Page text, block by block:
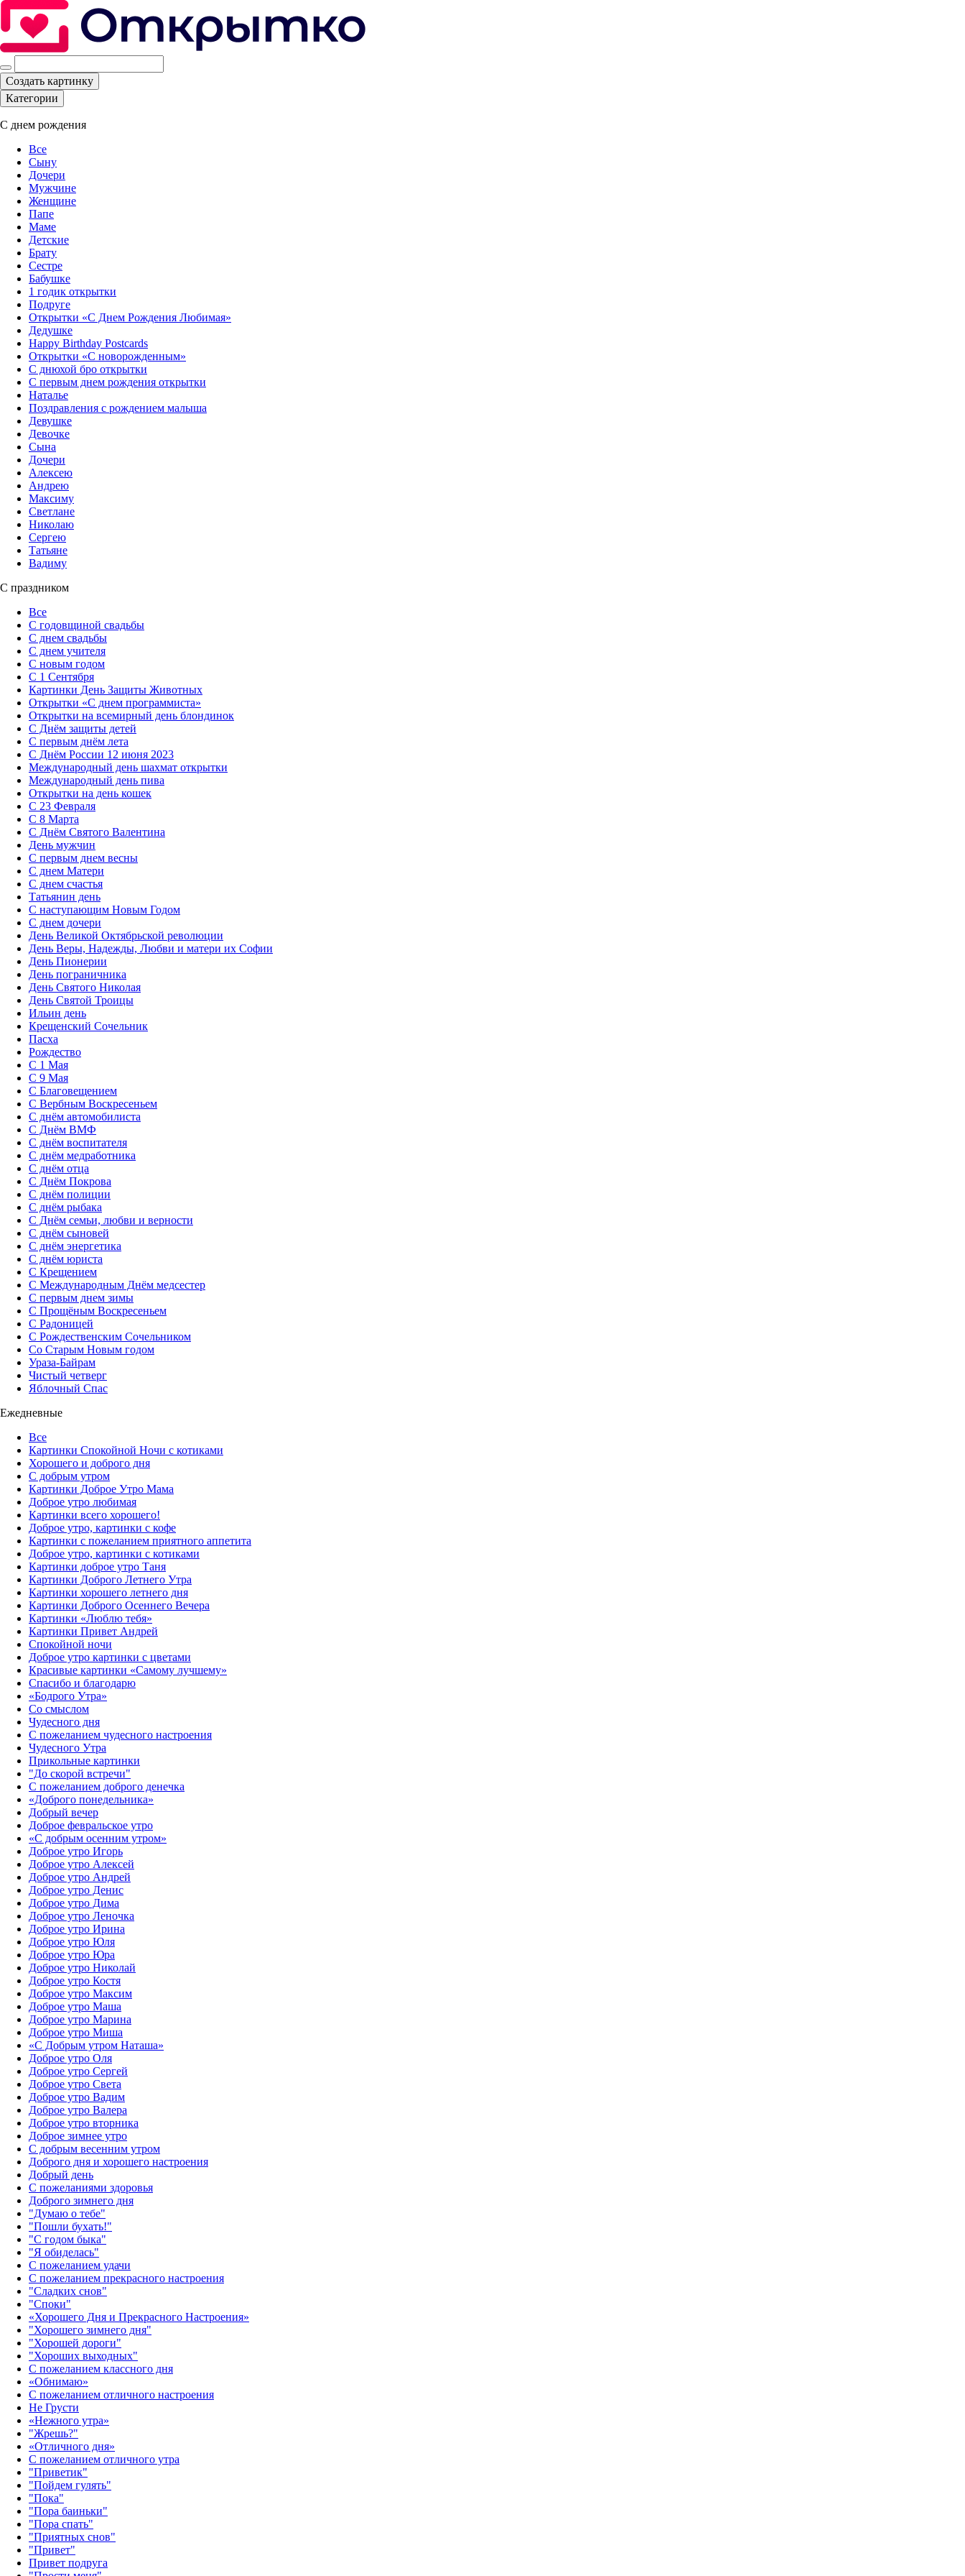
Создать картинку
Категории
С днем рождения
Все
Сыну
Дочери
Мужчине
Женщине
Папе
Маме
Детские
Брату
Сестре
Бабушке
1 годик открытки
Подруге
Открытки «С Днем Рождения Любимая»‎
Дедушке
Happy Birthday Postcards
Открытки «‎С новорожденным»
С днюхой бро открытки
С первым днем рождения открытки
Наталье
Поздравления с рождением малыша
Девушке
Девочке
Сына
Дочери
Алексею
Андрею
Максиму
Светлане
Николаю
Сергею
Татьяне
Вадиму
С праздником
Все
С годовщиной свадьбы
С днем свадьбы
С днем учителя
С новым годом
С 1 Сентября
Картинки День Защиты Животных
Открытки «‎С днем программиста»‎
Открытки на всемирный день блондинок
С Днём защиты детей
С первым днём лета
С Днём России 12 июня 2023
Международный день шахмат открытки
Международный день пива
Открытки на день кошек
С 23 Февраля
С 8 Марта
С Днём Святого Валентина
День мужчин
С первым днем весны
С днем Матери
C днем счастья
Татьянин день
C наступающим Новым Годом
C днем дочери
День Великой Октябрьской революции
День Веры, Надежды, Любви и матери их Софии
День Пионерии
День пограничника
День Святого Николая
День Святой Троицы
Ильин день
Крещенский Сочельник
Пасха
Рождество
С 1 Мая
С 9 Мая
С Благовещением
С Вербным Воскресеньем
С днём автомобилиста
С Днём ВМФ
С днём воспитателя
С днём медработника
С днём отца
С Днём Покрова
С днём полиции
С днём рыбака
С Днём семьи, любви и верности
С днём сыновей
С днём энергетика
С днём юриста
С Крещением
С Международным Днём медсестер
С первым днем зимы
С Прощёным Воскресеньем
С Радоницей
С Рождественским Сочельником
Со Старым Новым годом
Ураза-Байрам
Чистый четверг
Яблочный Спас
Ежедневные
Все
Картинки Спокойной Ночи с котиками
Хорошего и доброго дня
С добрым утром
Картинки Доброе Утро Мама
Доброе утро любимая
Картинки всего хорошего!
Доброе утро, картинки с кофе
Картинки с пожеланием приятного аппетита
Доброе утро, картинки с котиками
Картинки доброе утро Таня
Картинки Доброго Летнего Утра
Картинки хорошего летнего дня
Картинки Доброго Осеннего Вечера
Картинки «Люблю тебя»
Картинки Привет Андрей
Спокойной ночи
Доброе утро картинки с цветами
Красивые картинки «Самому лучшему»
Спасибо и благодарю
«‎Бодрого Утра»‎
Со смыслом
Чудесного дня
С пожеланием чудесного настроения
Чудесного Утра
Прикольные картинки
"До скорой встречи"
С пожеланием доброго денечка
«Доброго понедельника»‎
Добрый вечер
Доброе февральское утро
«С добрым осенним утром»‎
Доброе утро Игорь
Доброе утро Алексей
Доброе утро Андрей
Доброе утро Денис
Доброе утро Дима
Доброе утро Леночка
Доброе утро Ирина
Доброе утро Юля
Доброе утро Юра
Доброе утро Николай
Доброе утро Костя
Доброе утро Максим
Доброе утро Маша
Доброе утро Марина
Доброе утро Миша
«С Добрым утром Наташа»
Доброе утро Оля
Доброе утро Сергей
Доброе утро Света
Доброе утро Вадим
Доброе утро Валера
Доброе утро вторника
Доброе зимнее утро
С добрым весенним утром
Доброго дня и хорошего настроения
Добрый день
С пожеланиями здоровья
Доброго зимнего дня
"Думаю о тебе"
"Пошли бухать!"
"С годом быка"
"Я обиделась"
С пожеланием удачи
С пожеланием прекрасного настроения
"Сладких снов"
"Споки"
«Хорошего Дня и Прекрасного Настроения»
"Хорошего зимнего дня"
"Хорошей дороги"
"Хороших выходных"
С пожеланием классного дня
«Обнимаю»
С пожеланием отличного настроения
Не Грусти
«Нежного утра»‎
"Жрешь?"
«Отличного дня»‎
С пожеланием отличного утра
"Приветик"
"Пойдем гулять"
"Пока"
"Пора баиньки"
"Пора спать"
"Приятных снов"
"Привет"
Привет подруга